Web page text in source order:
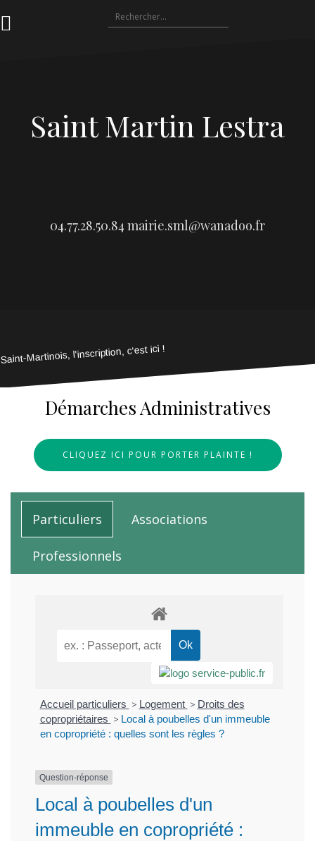
au
Rechercher :
Saint Martin Lestra
04.77.28.50.84 mairie.sml@wanadoo.fr
Saint-Martinois, l'inscription, c'est ici !
Démarches Administratives
CLIQUEZ ICI POUR PORTER PLAINTE !
Particuliers Associations
Professionnels
Accueil particuliers > Logement > Droits des
copropriétaires > Local à poubelles d'un immeuble
en copropriété : quelles sont les règles ?
Question-réponse
Local à poubelles d'un
immeuble en copropriété :